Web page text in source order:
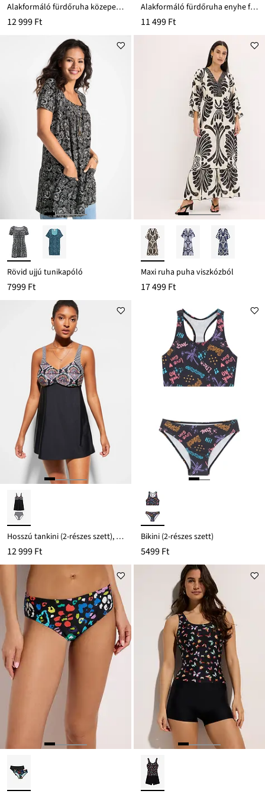
Alakformáló fürdőruha közepes formáló hatással, V-nyakkivágással
12 999 Ft
Alakformáló fürdőruha enyhe formáló hatással, V-nyakkivágással
11 499 Ft
Rövid ujjú tunikapóló
7999 Ft
Maxi ruha puha viszkózból
17 499 Ft
Hosszú tankini (2-részes szett), High Waist bikini alsóval
12 999 Ft
Bikini (2-részes szett)
5499 Ft